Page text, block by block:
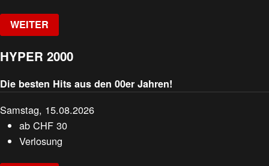
WEITER
HYPER 2000
Die besten Hits aus den 00er Jahren!
Samstag, 15.08.2026
abCHF 30
Verlosung